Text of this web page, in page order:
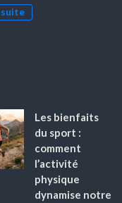
suite
Les bienfaits
du sport :
comment
l’activité
physique
dynamise notre